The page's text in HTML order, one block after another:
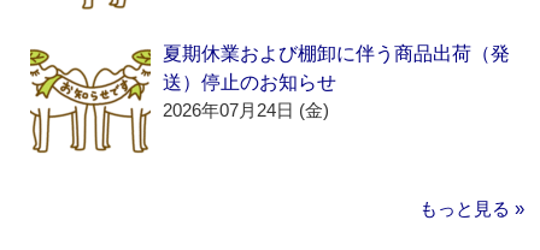
夏期休業および棚卸に伴う商品出荷（発
送）停止のお知らせ
2026年07月24日 (金)
もっと見る »